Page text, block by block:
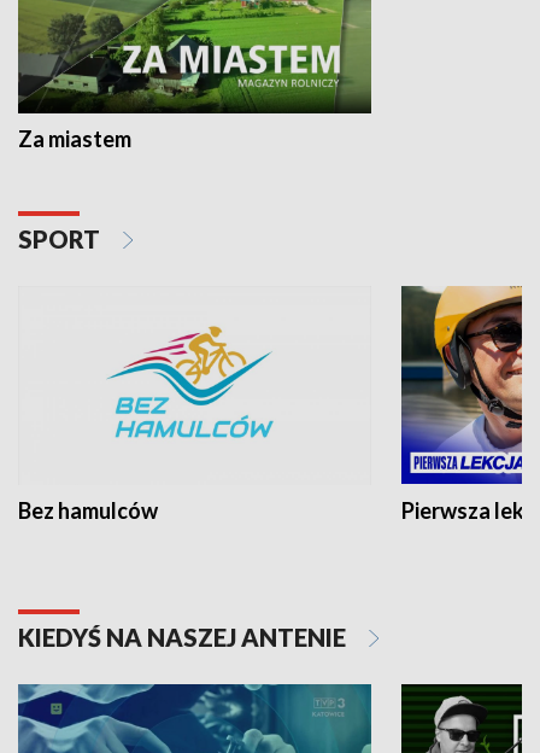
Za miastem
SPORT
Bez hamulców Pierwsza
KIEDYŚ NA NASZEJ ANTENIE